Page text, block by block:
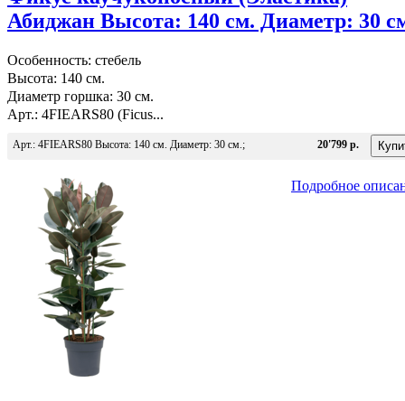
Абиджан Высота: 140 см. Диаметр: 30
Особенность: стебель
Высота: 140 см.
Диаметр горшка: 30 см.
Арт.: 4FIEARS80 (Ficus...
Арт.: 4FIEARS80 Высота: 140 см. Диаметр: 30 см.; 20'799 р.
Подробное